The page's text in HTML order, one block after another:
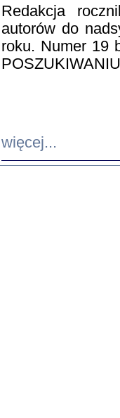
Redakcja
autorów do
roku. Numer 19
więcej...